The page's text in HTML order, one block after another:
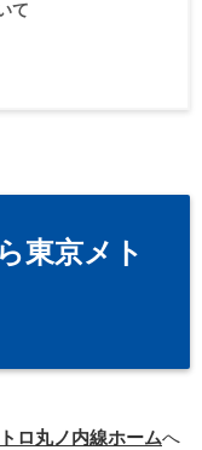
て
東京メト
ロ丸ノ内線ホームへ